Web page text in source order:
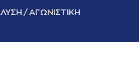
/ ΑΓΩΝΙΣΤΙΚΗ